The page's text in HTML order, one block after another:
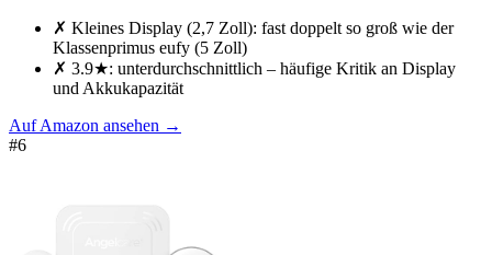
✗ Kleines Display (2,7 Zoll): fast doppelt so groß wie der
Klassenprimus eufy (5 Zoll)
✗ 3.9★: unterdurchschnittlich – häufige Kritik an Display
und Akkukapazität
Auf Amazon ansehen →
#6